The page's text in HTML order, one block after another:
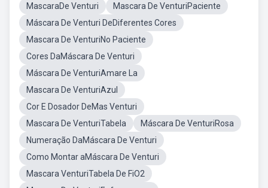
MascaraDe Venturi
Mascara De VenturiPaciente
Máscara De Venturi DeDiferentes Cores
Mascara De VenturiNo Paciente
Cores DaMáscara De Venturi
Máscara De VenturiAmare La
Mascara De VenturiAzul
Cor E Dosador DeMas Venturi
Mascara De VenturiTabela
Máscara De VenturiRosa
Numeração DaMáscara De Venturi
Como Montar aMáscara De Venturi
Mascara VenturiTabela De FiO2